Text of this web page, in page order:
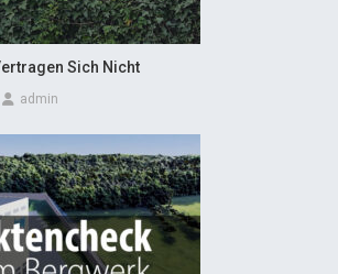
Sich Nicht
admin